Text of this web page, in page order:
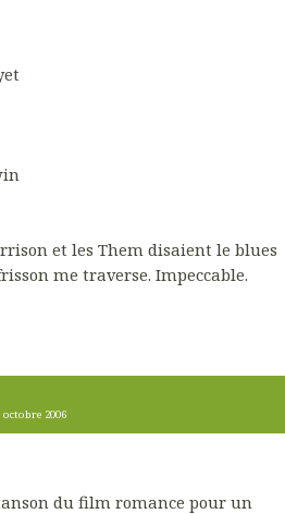
et les Them disaient le blues
me traverse. Impeccable.
octobre 2006
du film romance pour un